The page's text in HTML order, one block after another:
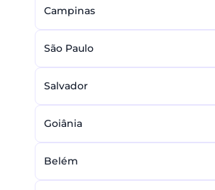
Campinas
São Paulo
Salvador
Goiânia
Belém